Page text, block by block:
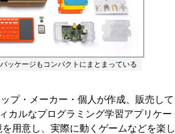
ッケージもコンパクトにまとまっている
プ・メーカー・個人が作成、販売して
カルなプログラミング学習アプリケー
用意し、実際に動くゲームなどを楽し